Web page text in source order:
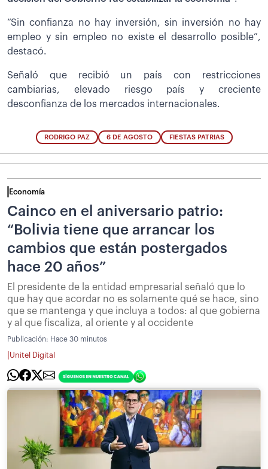
“Sin confianza no hay inversión, sin inversión no hay
empleo y sin empleo no existe el desarrollo posible”,
destacó.
Señaló que recibió un país con restricciones
cambiarias, elevado riesgo país y creciente
desconfianza de los mercados internacionales.
RODRIGO PAZ 6 DE AGOSTO FIESTAS PATRIAS
Economía
Cainco en el aniversario patrio:
“Bolivia tiene que arrancar los
cambios que están postergados
hace 20 años”
El presidente de la entidad empresarial señaló que lo
que hay que acordar no es solamente qué se hace, sino
que se mantenga y que incluya a todos: al que gobierna
y al que fiscaliza, al oriente y al occidente
Publicación: Hace 30 minutos
Unitel Digital